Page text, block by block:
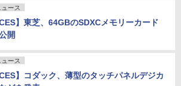
ュース
CES】東芝、64GBのSDXCメモリーカード
開
ュース
CES】コダック、薄型のタッチパネルデジカ